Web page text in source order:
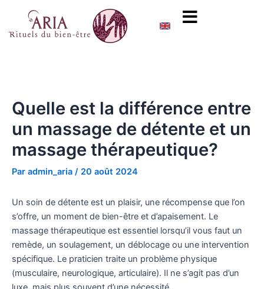
contenu
Quelle est la différence entre
un massage de détente et un
massage thérapeutique?
Par admin_aria / 20 août 2024
Un soin de détente est un plaisir, une récompense que l’on
s’offre, un moment de bien-être et d’apaisement. Le
massage thérapeutique est essentiel lorsqu’il vous faut un
remède, un soulagement, un déblocage ou une intervention
spécifique. Le praticien traite un problème physique
(musculaire, neurologique, articulaire). Il ne s’agit pas d’un
navigation